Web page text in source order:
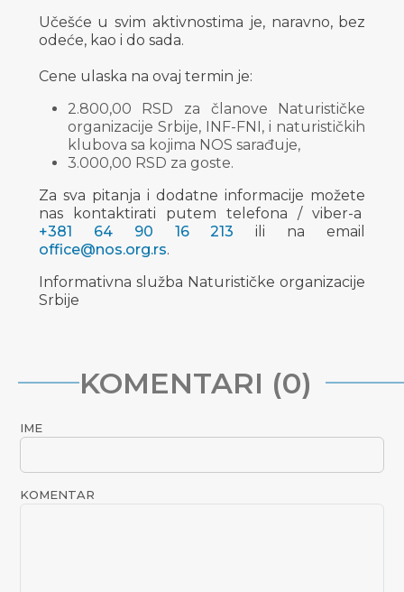
Učešće u svim aktivnostima je, naravno, bez
odeće, kao i do sada.
Cene ulaska na ovaj termin je:
2.800,00 RSD za članove Naturističke
organizacije Srbije, INF-FNI, i naturističkih
klubova sa kojima NOS sarađuje,
3.000,00 RSD za goste.
Za sva pitanja i dodatne informacije možete
nas kontaktirati putem telefona / viber-a
+381 64 90 16 213 ili na email
office@nos.org.rs.
Informativna služba Naturističke organizacije
Srbije
KOMENTARI (0)
IME
KOMENTAR